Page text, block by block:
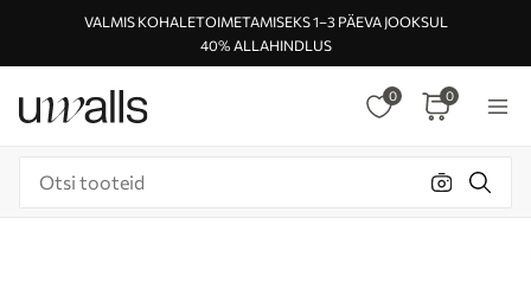
VALMIS KOHALETOIMETAMISEKS 1–3 PÄEVA JOOKSUL
40% ALLAHINDLUS
0 0